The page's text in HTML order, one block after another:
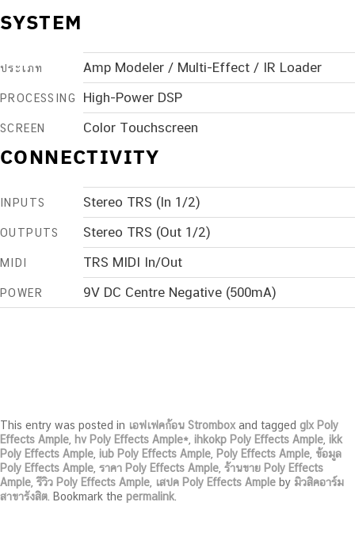
SYSTEM
ประเภท Amp Modeler / Multi-Effect / IR Loader
PROCESSING High-Power DSP
SCREEN Color Touchscreen
CONNECTIVITY
INPUTS Stereo TRS (In 1/2)
OUTPUTS Stereo TRS (Out 1/2)
MIDI TRS MIDI In/Out
POWER 9V DC Centre Negative (500mA)
This entry was posted in เอฟเฟคก้อน Strombox and tagged glx Poly
Effects Ample hv Poly Effects Ample* ihkokp Poly Effects Ample ikk
Poly Effects Ample iub Poly Effects Ample Poly Effects Ample ข้อมูล
Poly Effects Ample ราคา Poly Effects Ample ร้านขาย Poly Effects
Ample ,รีวิว Poly Effects Ample เสปค Poly Effects Ample by มิวสิคอาร์ม
สาขารังสิต . Bookmark the permalink